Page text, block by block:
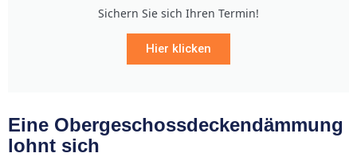
Sichern Sie sich Ihren Termin!
Hier klicken
Eine Obergeschossdeckendämmung
lohnt sich